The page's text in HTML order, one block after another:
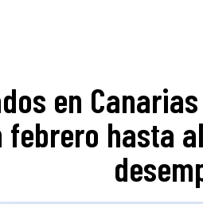
en
febrero hasta